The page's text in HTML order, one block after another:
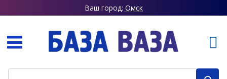
Ваш город: Омск